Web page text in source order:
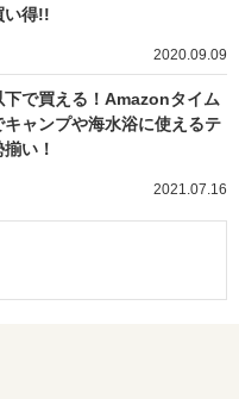
い得!!
2020.09.09
下で買える！Amazonタイム
キャンプや海水浴に使えるテ
い！
2021.07.16